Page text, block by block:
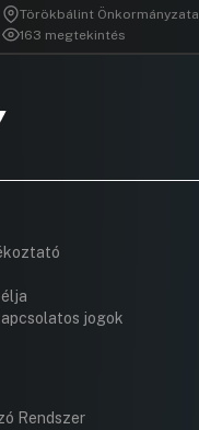
Törökbálint Önkormányzata
163 megtekintés
jogok
Rendszer